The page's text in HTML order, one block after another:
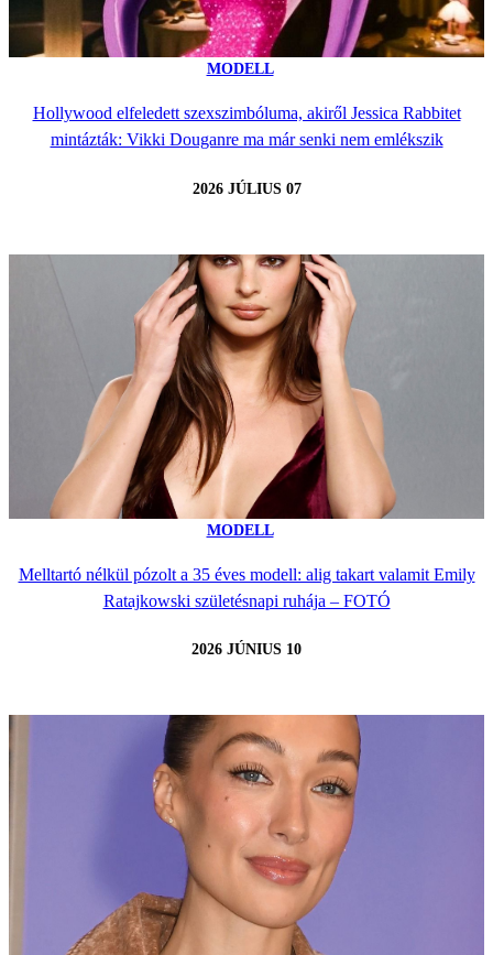
MODELL
Hollywood elfeledett szexszimbóluma, akiről Jessica Rabbitet
mintázták: Vikki Douganre ma már senki nem emlékszik
2026 JÚLIUS 07
MODELL
Melltartó nélkül pózolt a 35 éves modell: alig takart valamit Emily
Ratajkowski születésnapi ruhája – FOTÓ
2026 JÚNIUS 10